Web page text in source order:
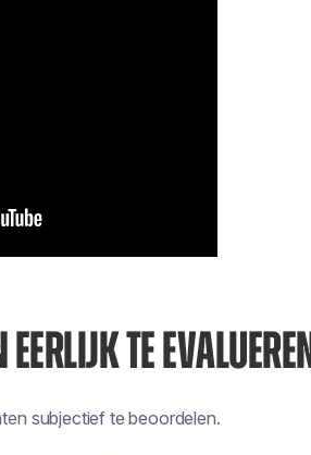
TE EVALUEREN
subjectief te beoordelen.